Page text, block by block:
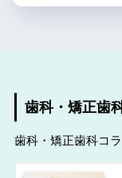
歯科・矯正歯
歯科・矯正歯科コ